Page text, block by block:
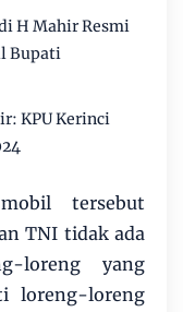
H Mahir Resmi
Bupati
KPU Kerinci
tersebut
TNI tidak ada
loreng yang
loreng-loreng